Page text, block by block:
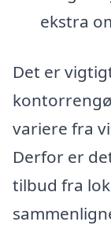
ekstra
Det er
variere fra
Derfor er
tilbud fra